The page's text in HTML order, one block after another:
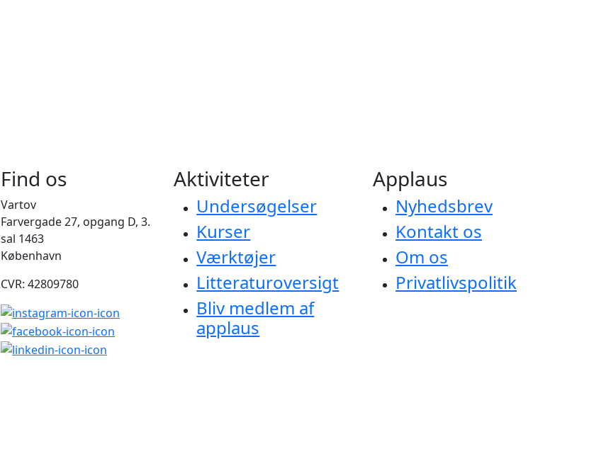
Find os
Vartov
Farvergade 27, opgang D, 3.
sal 1463
København
CVR: 42809780
Aktiviteter
Undersøgelser
Kurser
Værktøjer
Litteraturoversigt
Bliv medlem af
applaus
Applaus
Nyhedsbrev
Kontakt os
Om os
Privatlivspolitik